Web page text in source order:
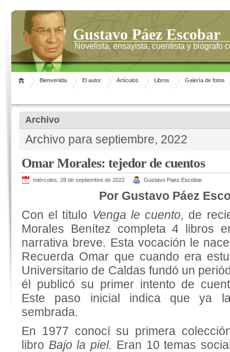
Gustavo Páez Escobar
Novelista, ensayista, cuentista y biógrafo
Bienvenida El autor Artículos Libros Galería de fotos
Archivo
Archivo para septiembre, 2022
Omar Morales: tejedor de cuentos
miércoles, 28 de septiembre de 2022 Gustavo Paez Escobar
Por Gustavo Páez
Con el título Venga le cuento, de
Morales Benítez completa 4 libros
narrativa breve. Esta vocación le
Recuerda Omar que cuando era
Universitario de Caldas fundó un
él publicó su primer intento de
Este paso inicial indica que ya
sembrada.
En 1977 conocí su primera
libro Bajo la piel. Eran 10 temas